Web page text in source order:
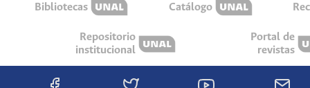
Bibliotecas Catálogo
Repositorio
institucional
Portal de
revistas